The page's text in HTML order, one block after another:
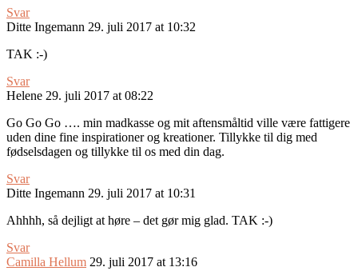
Svar
Ditte Ingemann 29. juli 2017 at 10:32
TAK :-)
Svar
Helene 29. juli 2017 at 08:22
Go Go Go …. min madkasse og mit aftensmåltid ville være fattigere
uden dine fine inspirationer og kreationer. Tillykke til dig med
fødselsdagen og tillykke til os med din dag.
Svar
Ditte Ingemann 29. juli 2017 at 10:31
Ahhhh, så dejligt at høre – det gør mig glad. TAK :-)
Svar
Camilla Hellum 29. juli 2017 at 13:16